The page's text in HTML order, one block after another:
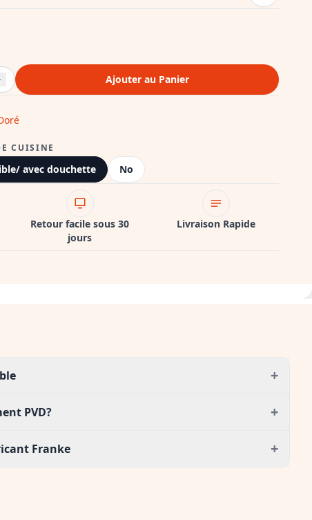
Ajouter au Panier
CUISINE
avec douchette No
Retour facile sous 30
jours
Livraison Rapide
+
PVD? +
Franke +